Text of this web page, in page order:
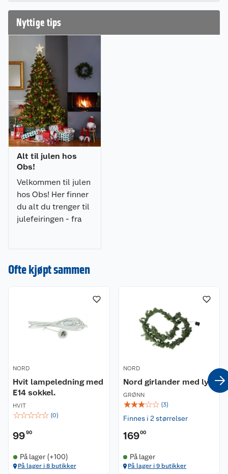
en omtale.
Nyttige tips
Alt til julen hos
Obs!
Velkommen til julen
hos Obs! Her finner
du alt du trenger til
julefeiringen - fra
juletrær. Gjør
Ofte kjøpt sammen
NORD
Hvit lampeledning med
E14 sokkel.
HVIT
☆☆☆☆☆ (0)
9990
På lager (+100)
På lager i 8 butikker
NORD
Nord girlander med lys
GRØNN
☆☆☆☆☆ (3)
Finnes i 2 størrelser
16900
På lager
På lager i 9 butikker